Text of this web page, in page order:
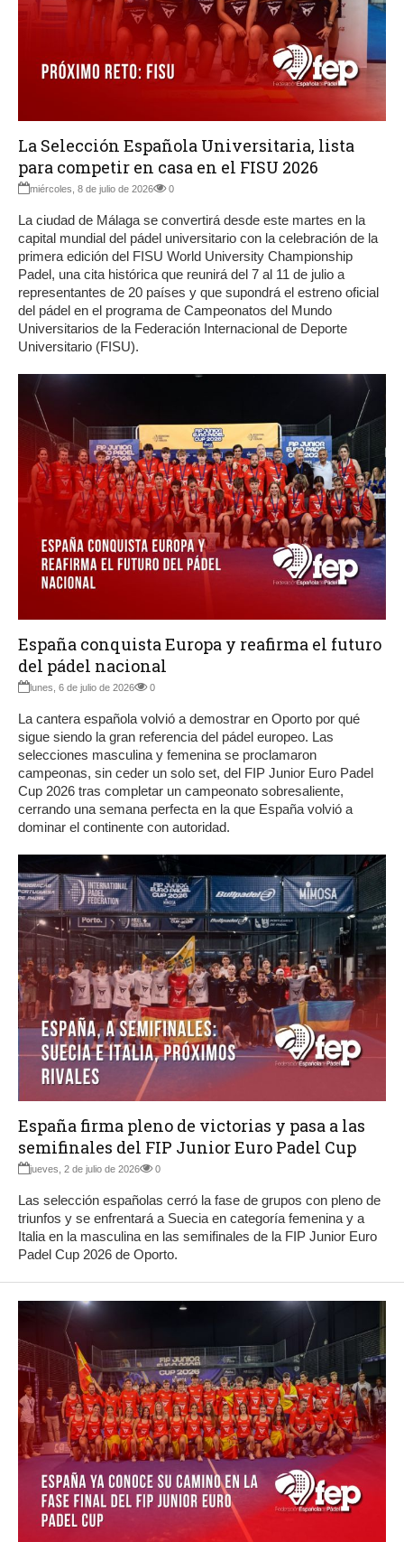
La Selección Española Universitaria, lista
para competir en casa en el FISU 2026
miércoles, 8 de julio de 2026 0
La ciudad de Málaga se convertirá desde este martes en la
capital mundial del pádel universitario con la celebración de la
primera edición del FISU World University Championship
Padel, una cita histórica que reunirá del 7 al 11 de julio a
representantes de 20 países y que supondrá el estreno oficial
del pádel en el programa de Campeonatos del Mundo
Universitarios de la Federación Internacional de Deporte
Universitario (FISU).
España conquista Europa y reafirma el futuro
del pádel nacional
lunes, 6 de julio de 2026 0
La cantera española volvió a demostrar en Oporto por qué
sigue siendo la gran referencia del pádel europeo. Las
selecciones masculina y femenina se proclamaron
campeonas, sin ceder un solo set, del FIP Junior Euro Padel
Cup 2026 tras completar un campeonato sobresaliente,
cerrando una semana perfecta en la que España volvió a
dominar el continente con autoridad.
España firma pleno de victorias y pasa a las
semifinales del FIP Junior Euro Padel Cup
jueves, 2 de julio de 2026 0
Las selección españolas cerró la fase de grupos con pleno de
triunfos y se enfrentará a Suecia en categoría femenina y a
Italia en la masculina en las semifinales de la FIP Junior Euro
Padel Cup 2026 de Oporto.